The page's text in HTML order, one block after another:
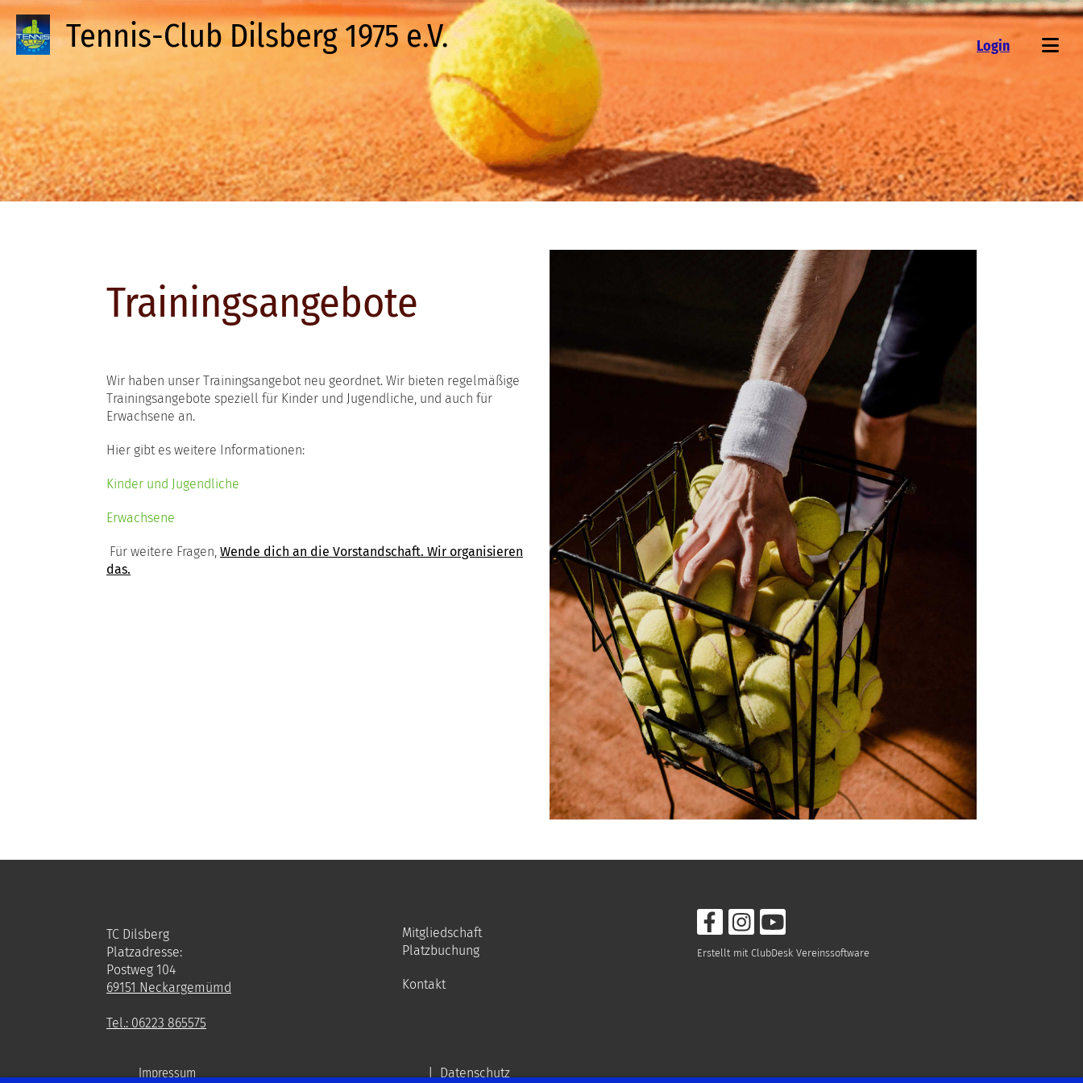
Tennis-Club Dilsberg 1975 e.V. Login
Trainingsangebote
Wir haben unser Trainingsangebot neu geordnet. Wir bieten regelmäßige
Trainingsangebote speziell für Kinder und Jugendliche, und auch für
Erwachsene an.
Hier gibt es weitere Informationen:
Kinder und Jugendliche
Erwachsene
Für weitere Fragen, Wende dich an die Vorstandschaft. Wir organisieren
das.
TC Dilsberg
Platzadresse:
Postweg 104
69151 Neckargemümd
Tel.: 06223 865575
Mitgliedschaft
Platzbuchung
Kontakt
Erstellt mit ClubDesk Vereinssoftware
Impressum | Datenschutz